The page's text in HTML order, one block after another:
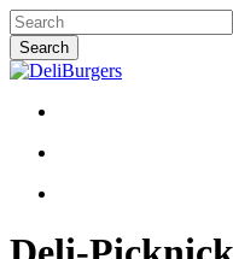
Skip
to
main
content
Search
Close
Menu